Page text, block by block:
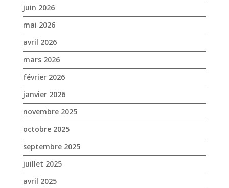
juin 2026
mai 2026
avril 2026
mars 2026
février 2026
janvier 2026
novembre 2025
octobre 2025
septembre 2025
juillet 2025
avril 2025